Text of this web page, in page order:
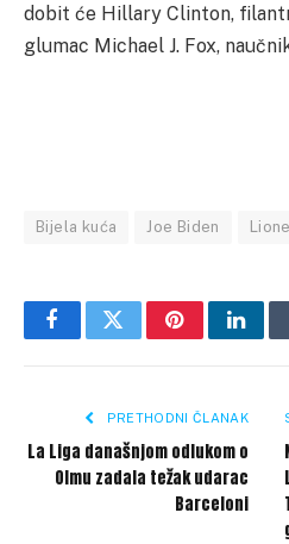
dobit će Hillary Clinton,
glumac Michael J. Fox,
Bijela kuća Joe Biden
FacebookTwitterPinterest
PRETHODNI ČLANAK
La Liga današnjom odlukom o
Olmu zadala težak udarac
Barceloni